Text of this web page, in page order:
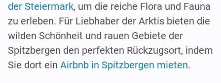
der Steiermark, um die reiche Flora und Fauna
zu erleben. Für Liebhaber der Arktis bieten die
wilden Schönheit und rauen Gebiete der
Spitzbergen den perfekten Rückzugsort, indem
Sie dort ein Airbnb in Spitzbergen mieten.